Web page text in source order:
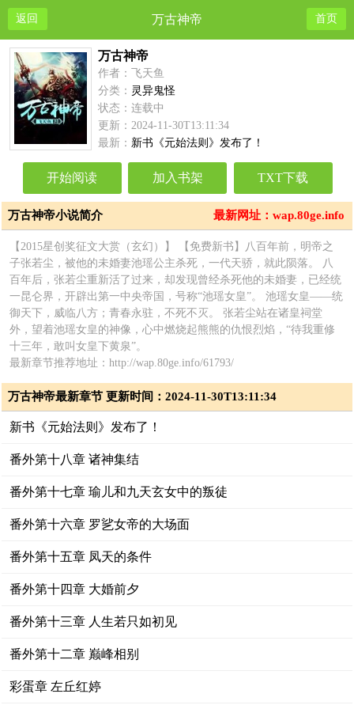
返回 万古神帝 首页
万古神帝
作者：飞天鱼
分类： 灵异鬼怪
状态：连载中
更新：2024-11-30T13:11:34
最新： 新书《元始法则》发布了！
开始阅读 加入书架 TXT下载
最新网址：wap.80ge.info
万古神帝小说简介
【2015星创奖征文大赏（玄幻）】 【免费新书】八百年前，明帝之
子张若尘，被他的未婚妻池瑶公主杀死，一代天骄，就此陨落。 八
百年后，张若尘重新活了过来，却发现曾经杀死他的未婚妻，已经统
一昆仑界，开辟出第一中央帝国，号称“池瑶女皇”。 池瑶女皇——统
御天下，威临八方；青春永驻，不死不灭。 张若尘站在诸皇祠堂
外，望着池瑶女皇的神像，心中燃烧起熊熊的仇恨烈焰，“待我重修
十三年，敢叫女皇下黄泉”。
最新章节推荐地址：http://wap.80ge.info/61793/
万古神帝最新章节 更新时间：2024-11-30T13:11:34
新书《元始法则》发布了！
番外第十八章 诸神集结
番外第十七章 瑜儿和九天玄女中的叛徒
番外第十六章 罗乷女帝的大场面
番外第十五章 凤天的条件
番外第十四章 大婚前夕
番外第十三章 人生若只如初见
番外第十二章 巅峰相别
彩蛋章 左丘红婷